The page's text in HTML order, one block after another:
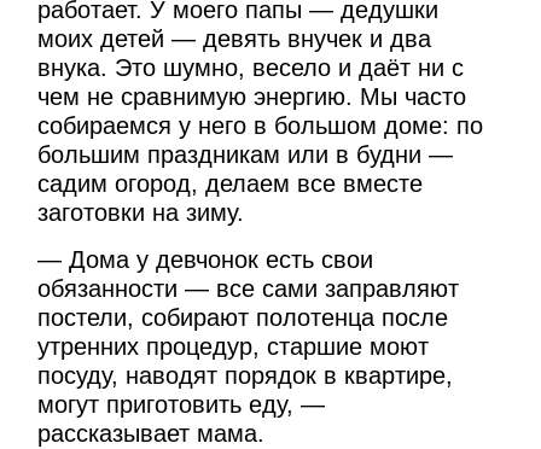
работает. У моего папы — дедушки
моих детей — девять внучек и два
внука. Это шумно, весело и даёт ни с
чем не сравнимую энергию. Мы часто
собираемся у него в большом доме: по
большим праздникам или в будни —
садим огород, делаем все вместе
заготовки на зиму.
— Дома у девчонок есть свои
обязанности — все сами заправляют
постели, собирают полотенца после
утренних процедур, старшие моют
посуду, наводят порядок в квартире,
могут приготовить еду, —
рассказывает мама.